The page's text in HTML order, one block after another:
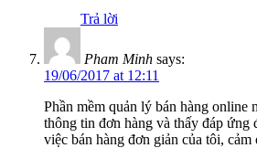
Trả lời
Pham Minh says:
19/06/2017 at 12:11
Phần mềm quản lý bán hàng online
thông tin đơn hàng và thấy đáp ứng
việc bán hàng đơn giản của tôi, cảm